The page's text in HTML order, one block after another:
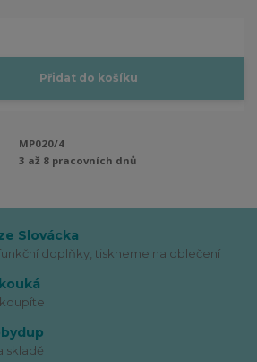
Přidat do košíku
MP020/4
3 až 8 pracovních dnů
Slovácka
doplňky, tiskneme na oblečení
skladě